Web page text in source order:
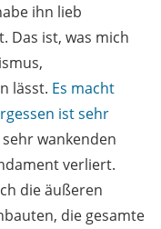
ihn lieb
Das ist, was mich
lässt. Es macht
ist sehr
wankenden
verliert.
die äußeren
die gesamte